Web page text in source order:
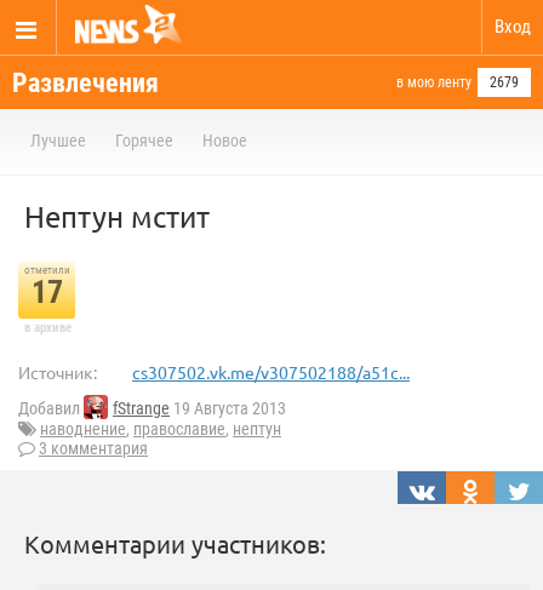
Вход
Развлечения в мою ленту 2679
Лучшее Горячее Новое
Нептун мстит
отметили
17
в архиве
Источник: cs307502.vk.me/v307502188/a51c...
Добавил fStrange 19 Августа 2013
наводнение, православие, нептун
3 комментария
Комментарии участников: